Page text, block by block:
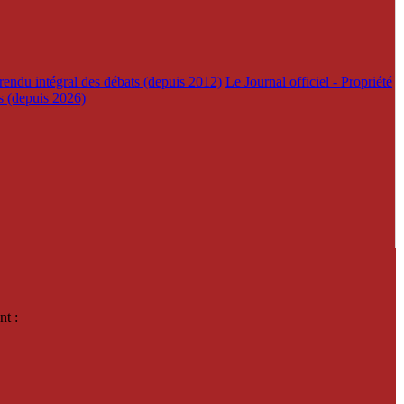
intégral des débats (depuis 2012) Le Journal officiel - Propriété
(depuis 2026)
: